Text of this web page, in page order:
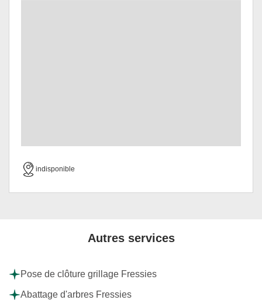
indisponible
Autres services
Pose de clôture grillage Fressies
Abattage d'arbres Fressies